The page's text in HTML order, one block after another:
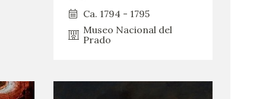
Ca. 1794 - 1795
Museo Nacional del
Prado